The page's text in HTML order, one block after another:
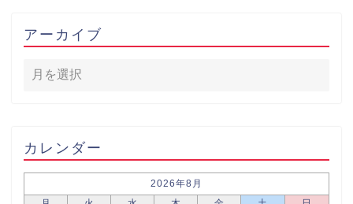
アーカイブ
カレンダー
2026年8月